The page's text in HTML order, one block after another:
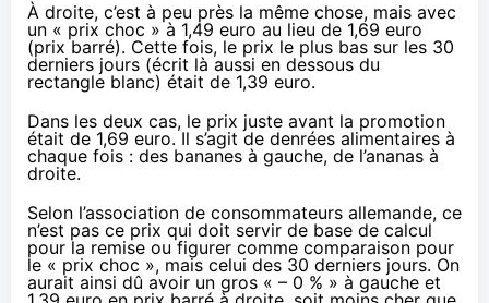
À droite, c’est à peu près la même chose, mais avec
un « prix choc » à 1,49 euro au lieu de 1,69 euro
(prix barré). Cette fois, le prix le plus bas sur les 30
derniers jours (écrit là aussi en dessous du
rectangle blanc) était de 1,39 euro.
Dans les deux cas, le prix juste avant la promotion
était de 1,69 euro. Il s’agit de denrées alimentaires à
chaque fois : des bananes à gauche, de l’ananas à
droite.
Selon l’association de consommateurs allemande, ce
n’est pas ce prix qui doit servir de base de calcul
pour la remise ou figurer comme comparaison pour
le « prix choc », mais celui des 30 derniers jours. On
aurait ainsi dû avoir un gros « – 0 % » à gauche et